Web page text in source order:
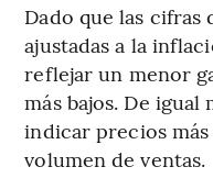
Dado que las cifras
ajustadas a la
reflejar un menor
más bajos. De
indicar precios
volumen de ventas.